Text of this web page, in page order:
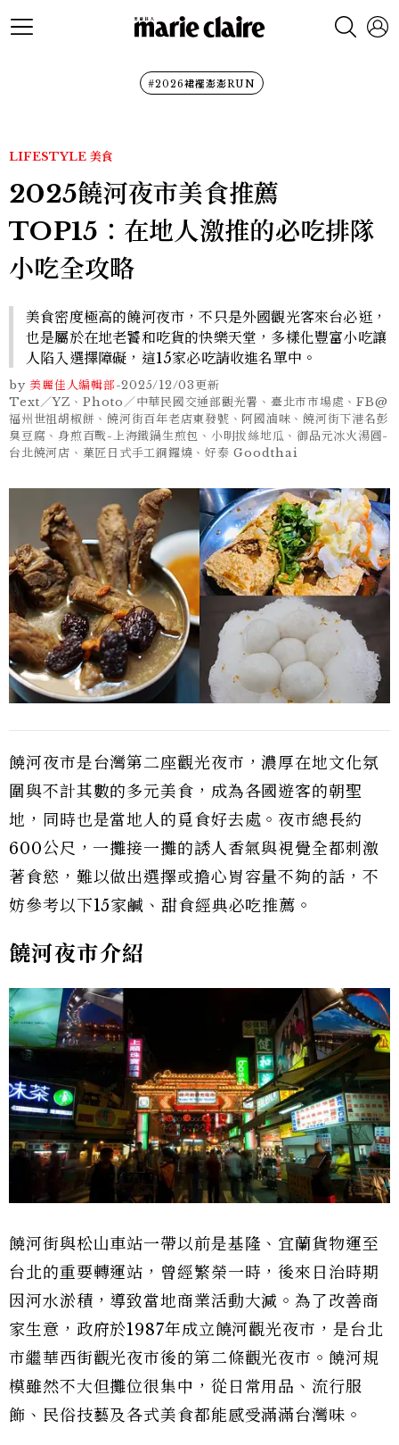
#2026裙襬澎澎RUN
LIFESTYLE 美食
2025饒河夜市美食推薦
TOP15：在地人激推的必吃排隊
小吃全攻略
美食密度極高的饒河夜市，不只是外國觀光客來台必逛，
也是屬於在地老饕和吃貨的快樂天堂，多樣化豐富小吃讓
人陷入選擇障礙，這15家必吃請收進名單中。
by 美麗佳人編輯部-2025/12/03更新
Text／YZ、Photo／中華民國交通部觀光署、臺北市市場處、FB@
福州世祖胡椒餅、饒河街百年老店東發號、阿國滷味、饒河街下港名彭
臭豆腐、身煎百戰-上海鐵鍋生煎包、小明拔絲地瓜、御品元冰火湯圓-
台北饒河店、菓匠日式手工銅鑼燒、好泰 Goodthai
饒河夜市是台灣第二座觀光夜市，濃厚在地文化氛
圍與不計其數的多元美食，成為各國遊客的朝聖
地，同時也是當地人的覓食好去處。夜市總長約
600公尺，一攤接一攤的誘人香氣與視覺全都刺激
著食慾，難以做出選擇或擔心胃容量不夠的話，不
妨參考以下15家鹹、甜食經典必吃推薦。
饒河夜市介紹
饒河街與松山車站一帶以前是基隆、宜蘭貨物運至
台北的重要轉運站，曾經繁榮一時，後來日治時期
因河水淤積，導致當地商業活動大減。為了改善商
家生意，政府於1987年成立饒河觀光夜市，是台北
市繼華西街觀光夜市後的第二條觀光夜市。饒河規
模雖然不大但攤位很集中，從日常用品、流行服
飾、民俗技藝及各式美食都能感受滿滿台灣味。